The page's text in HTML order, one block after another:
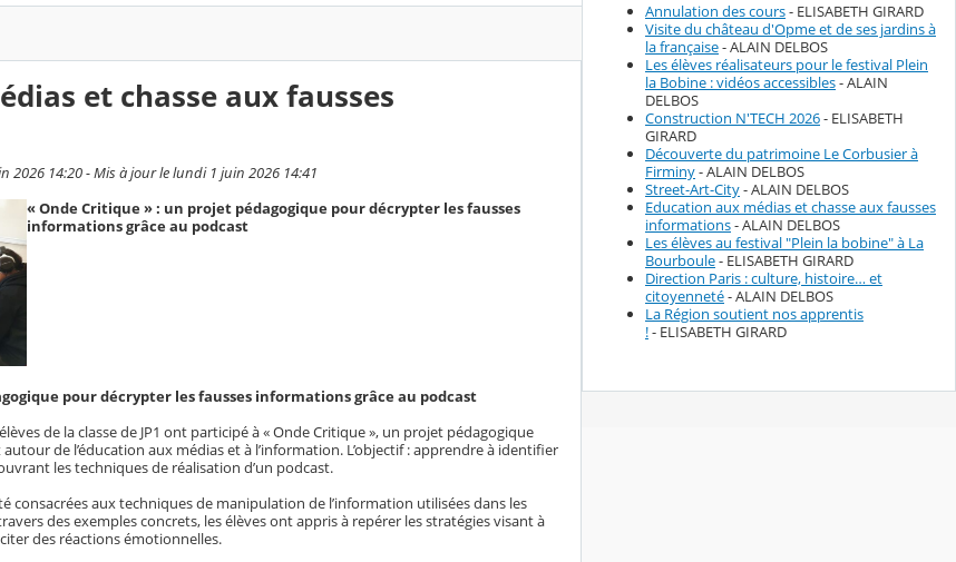
et chasse aux fausses
2026 14:20 - Mis à jour le lundi 1 juin 2026 14:41
« Onde Critique » : un projet pédagogique pour décrypter les fausses
informations grâce au podcast
pour décrypter les fausses informations grâce au podcast
de la classe de JP1 ont participé à « Onde Critique », un projet pédagogique
de l’éducation aux médias et à l’information. L’objectif : apprendre à identifier
les techniques de réalisation d’un podcast.
consacrées aux techniques de manipulation de l’information utilisées dans les
des exemples concrets, les élèves ont appris à repérer les stratégies visant à
des réactions émotionnelles.
Annulation des cours- ELISABETH GIRARD
Visite du château d'Opme et de ses jardins à
la française- ALAIN DELBOS
Les élèves réalisateurs pour le festival Plein
la Bobine : vidéos accessibles- ALAIN
DELBOS
Construction N'TECH 2026- ELISABETH
GIRARD
Découverte du patrimoine Le Corbusier à
Firminy- ALAIN DELBOS
Street-Art-City- ALAIN DELBOS
Education aux médias et chasse aux fausses
informations- ALAIN DELBOS
Les élèves au festival "Plein la bobine" à La
Bourboule- ELISABETH GIRARD
Direction Paris : culture, histoire… et
citoyenneté- ALAIN DELBOS
La Région soutient nos apprentis
!- ELISABETH GIRARD